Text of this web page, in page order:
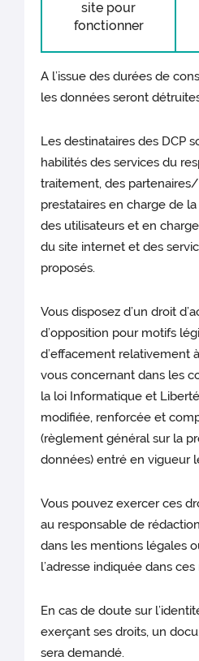
site pour
fonctionner
A l’issue des durées de
les données seront
Les destinataires des DCP
habilités des services du
traitement, des
prestatairesen charge de
des utilisateurs et en
du site internet et des
proposés.
Vous disposez d’un droit
d’opposition pour motifs
d’effacement relativement
vous concernant dans les
la loi Informatique et
modifiée, renforcée et
(règlement général sur la
données) entré en vigueur
Vous pouvez exercer ces
au responsable de
dans les mentions légales
l’adresse indiquée dans
En cas de doute sur
exerçant ses droits, un
sera demandé.